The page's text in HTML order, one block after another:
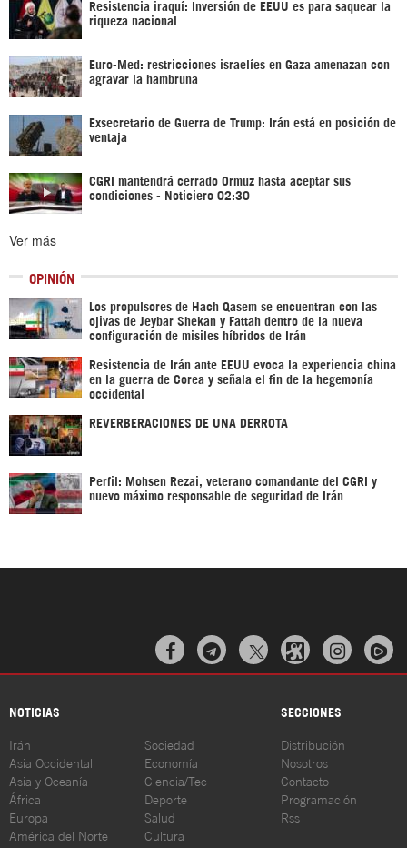
Resistencia iraquí: Inversión de EEUU es para saquear la
riqueza nacional
Euro-Med: restricciones israelíes en Gaza amenazan con
agravar la hambruna
Exsecretario de Guerra de Trump: Irán está en posición de
ventaja
CGRI mantendrá cerrado Ormuz hasta aceptar sus
condiciones - Noticiero 02:30
Ver más
OPINIÓN
Los propulsores de Hach Qasem se encuentran con las
ojivas de Jeybar Shekan y Fattah dentro de la nueva
configuración de misiles híbridos de Irán
Resistencia de Irán ante EEUU evoca la experiencia china
en la guerra de Corea y señala el fin de la hegemonía
occidental
REVERBERACIONES DE UNA DERROTA
Perfil: Mohsen Rezai, veterano comandante del CGRI y
nuevo máximo responsable de seguridad de Irán
  
NOTICIAS SECCIONES
Irán
Asia Occidental
Asia y Oceanía
África
Europa
América del Norte
Sociedad
Economía
Ciencia/Tec
Deporte
Salud
Cultura
Distribución
Nosotros
Contacto
Programación
Rss